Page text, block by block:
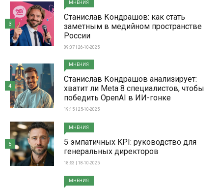
МНЕНИЯ
Станислав Кондрашов: как стать
заметным в медийном пространстве
России
09:07 | 26-10-2025
3
МНЕНИЯ
Станислав Кондрашов анализирует:
хватит ли Meta 8 специалистов, чтобы
победить OpenAI в ИИ-гонке
19:15 | 25-10-2025
4
МНЕНИЯ
5 эмпатичных KPI: руководство для
генеральных директоров
18:53 | 18-10-2025
5
МНЕНИЯ